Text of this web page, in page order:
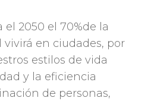
el 2050 el 70%de la
en ciudades, por
estilos de vida
y la eficiencia
de personas,